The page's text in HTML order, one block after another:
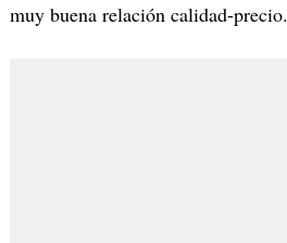
muy buena relación calidad-precio.